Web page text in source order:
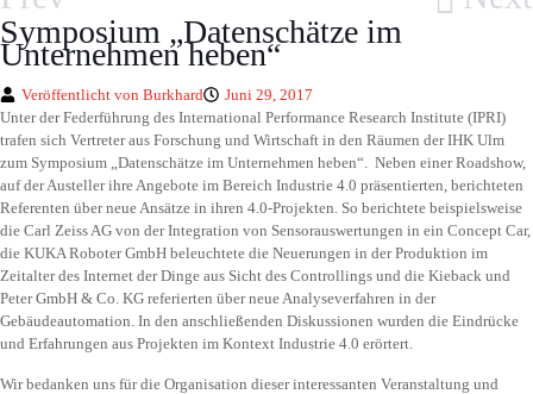
Symposium „Datenschätze im
Unternehmen heben“
Veröffentlicht von Burkhard
Juni 29, 2017
Unter der Federführung des International Performance Research Institute (IPRI)
trafen sich Vertreter aus Forschung und Wirtschaft in den Räumen der IHK Ulm
zum Symposium „Datenschätze im Unternehmen heben“. Neben einer Roadshow,
auf der Austeller ihre Angebote im Bereich Industrie 4.0 präsentierten, berichteten
Referenten über neue Ansätze in ihren 4.0-Projekten. So berichtete beispielsweise
die Carl Zeiss AG von der Integration von Sensorauswertungen in ein Concept Car,
die KUKA Roboter GmbH beleuchtete die Neuerungen in der Produktion im
Zeitalter des Internet der Dinge aus Sicht des Controllings und die Kieback und
Peter GmbH & Co. KG referierten über neue Analyseverfahren in der
Gebäudeautomation. In den anschließenden Diskussionen wurden die Eindrücke
und Erfahrungen aus Projekten im Kontext Industrie 4.0 erörtert.
Wir bedanken uns für die Organisation dieser interessanten Veranstaltung und